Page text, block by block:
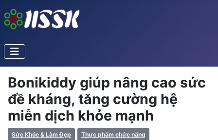
Bonikiddy giúp nâng cao sức
đề kháng, tăng cường hệ
miễn dịch khỏe mạnh
Sức Khỏe & Làm Đẹp
Thực phẩm chức năng